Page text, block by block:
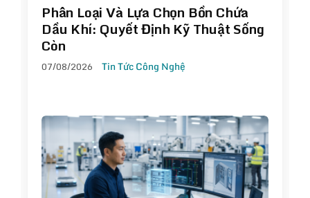
Phân Loại Và Lựa Chọn Bồn Chứa
Dầu Khí: Quyết Định Kỹ Thuật Sống
Còn
07/08/2026 Tin Tức Công Nghệ